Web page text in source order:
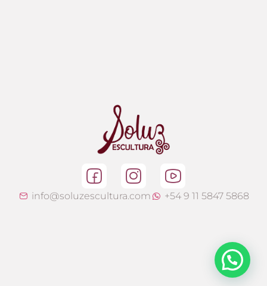
info@soluzescultura.com +54 9 11 5847 5868